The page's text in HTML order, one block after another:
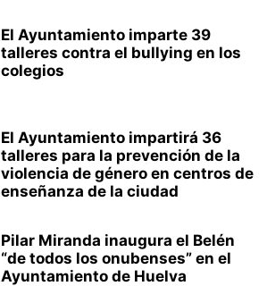
El Ayuntamiento imparte 39
talleres contra el bullying en los
colegios
El Ayuntamiento impartirá 36
talleres para la prevención de la
violencia de género en centros de
enseñanza de la ciudad
Pilar Miranda inaugura el Belén
“de todos los onubenses” en el
Ayuntamiento de Huelva